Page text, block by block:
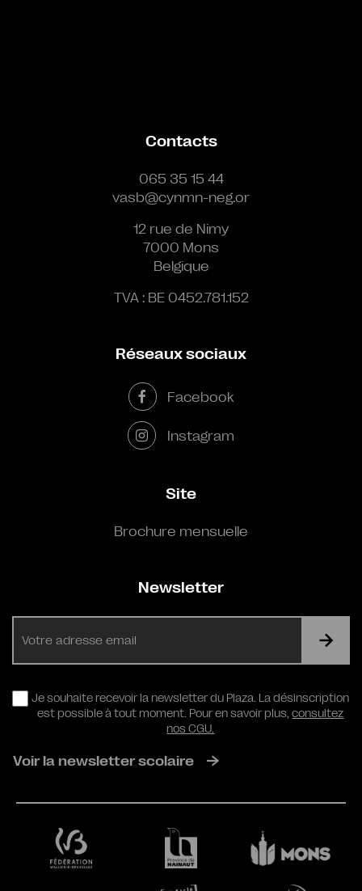
Contacts
065 35 15 44
vasb@cynmn-neg.or
12 rue de Nimy
7000 Mons
Belgique
TVA : BE 0452.781.152
Réseaux sociaux
Facebook
Instagram
Site
Brochure mensuelle
Newsletter
RGPD
Je souhaite recevoir la newsletter du Plaza. La désinscription
est possible à tout moment. Pour en savoir plus,consultez
nos CGU.
Voir la newsletter scolaire